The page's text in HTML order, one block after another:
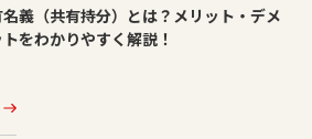
名義（共有持分）とは？メリット・デメ
トをわかりやすく解説！